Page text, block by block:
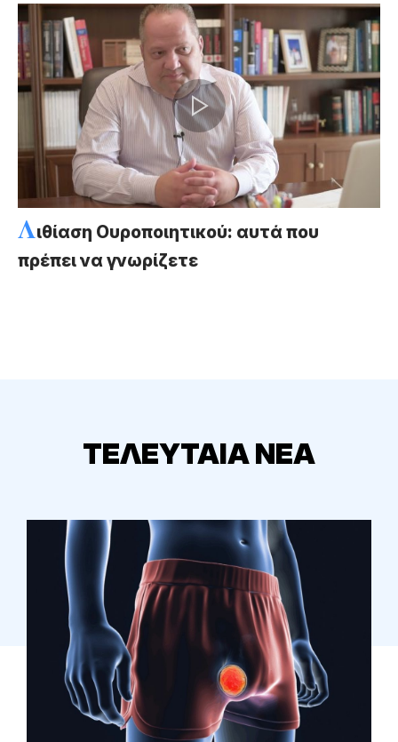
Λιθίαση Ουροποιητικού: αυτά που
πρέπει να γνωρίζετε
ΤΕΛΕΥΤΑΙΑ ΝΕΑ